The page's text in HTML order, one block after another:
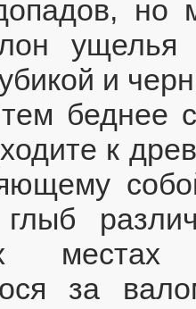
но
и
беднее
к
глыб
за